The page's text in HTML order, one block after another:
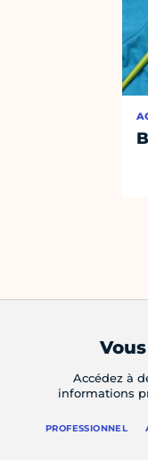
Accédez à
informations
PROFESSIONNEL